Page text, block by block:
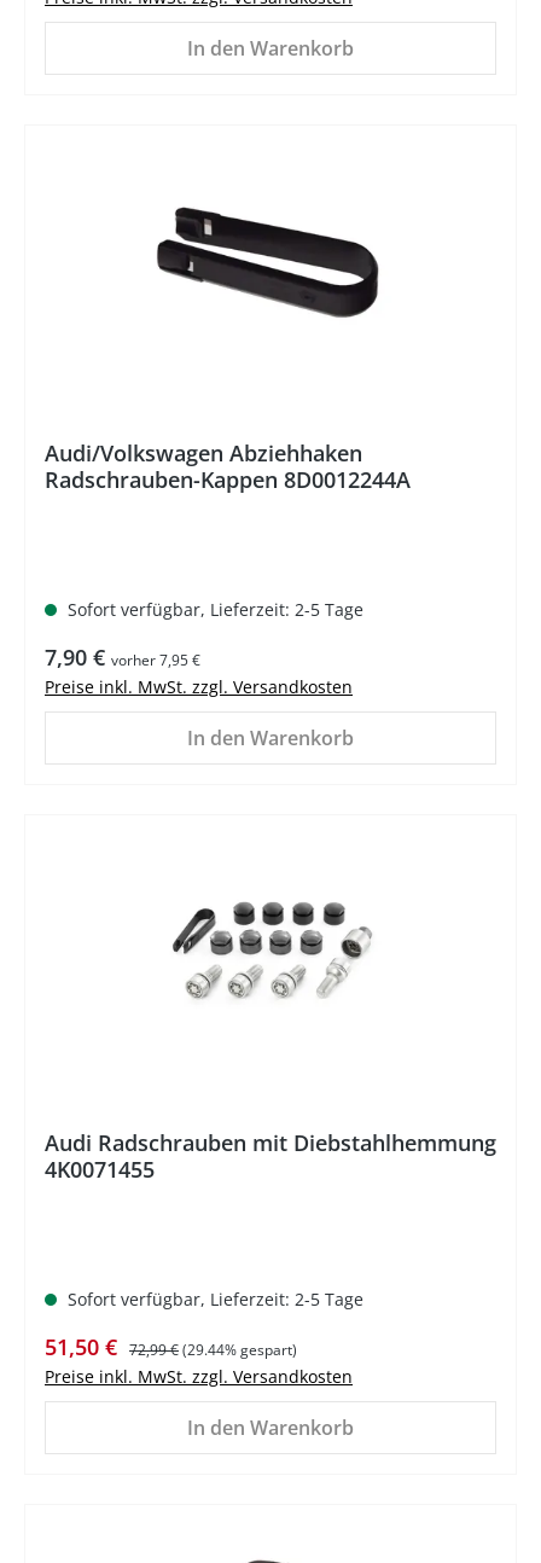
In den Warenkorb
Audi/Volkswagen Abziehhaken
Radschrauben-Kappen 8D0012244A
Sofort verfügbar, Lieferzeit: 2-5 Tage
Regulärer Preis:
7,90 € vorher 7,95 €
Preise inkl. MwSt. zzgl. Versandkosten
In den Warenkorb
Audi Radschrauben mit Diebstahlhemmung
4K0071455
Sofort verfügbar, Lieferzeit: 2-5 Tage
Verkaufspreis:
51,50 € Regulärer Preis:
72,99 €(29.44% gespart)
Preise inkl. MwSt. zzgl. Versandkosten
In den Warenkorb